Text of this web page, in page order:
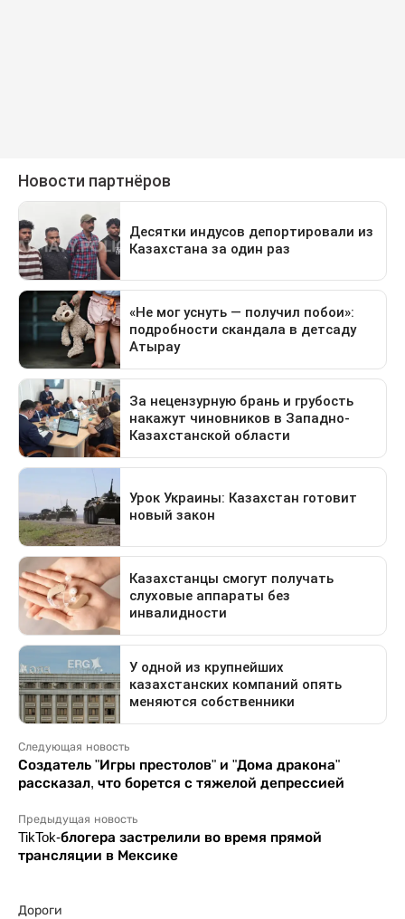
Следующая новость
Создатель "Игры престолов" и "Дома дракона"
рассказал, что борется с тяжелой депрессией
Предыдущая новость
TikTok-блогера застрелили во время прямой
трансляции в Мексике
Дороги